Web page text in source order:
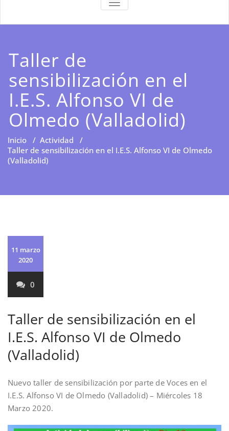
ALTERNAR
LA
Taller de
sensibilización en el
I.E.S. Alfonso VI de
Olmedo (Valladolid)
Inicio / Actividad /
Taller de sensibilización en el I.E.S. Alfonso VI de Olmedo
(Valladolid)
11 marzo
2020
0
Taller de sensibilización en el
I.E.S. Alfonso VI de Olmedo
(Valladolid)
Nuevo taller de sensibilización por parte de Voces en el
I.E.S. Alfonso VI de Olmedo (Valladolid) – Miércoles 18
Marzo 2020.